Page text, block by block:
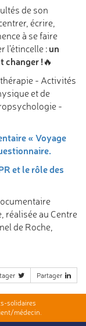
de son
écrire,
à se faire
l’étincelle : un
changer !🔥
- Activités
et de
-
« Voyage
et le rôle des
réalisée au Centre
de Roche,
Partager
solidaires
médecin.